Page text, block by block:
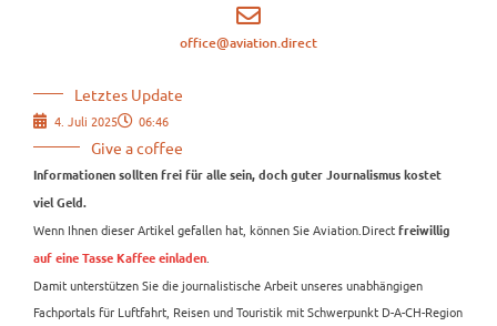
office@aviation.direct
Letztes Update
4. Juli 2025 06:46
Give a coffee
Informationen sollten frei für alle sein, doch guter Journalismus kostet
viel Geld.
Wenn Ihnen dieser Artikel gefallen hat, können Sie Aviation.Direct freiwillig
auf eine Tasse Kaffee einladen
Damit unterstützen Sie die journalistische Arbeit unseres unabhängigen
Fachportals für Luftfahrt, Reisen und Touristik mit Schwerpunkt D-A-CH-Region